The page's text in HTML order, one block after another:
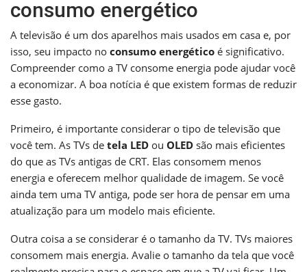
consumo energético
A televisão é um dos aparelhos mais usados em casa e, por
isso, seu impacto no consumo energético é significativo.
Compreender como a TV consome energia pode ajudar você
a economizar. A boa notícia é que existem formas de reduzir
esse gasto.
Primeiro, é importante considerar o tipo de televisão que
você tem. As TVs de tela LED ou OLED são mais eficientes
do que as TVs antigas de CRT. Elas consomem menos
energia e oferecem melhor qualidade de imagem. Se você
ainda tem uma TV antiga, pode ser hora de pensar em uma
atualização para um modelo mais eficiente.
Outra coisa a se considerar é o tamanho da TV. TVs maiores
consomem mais energia. Avalie o tamanho da tela que você